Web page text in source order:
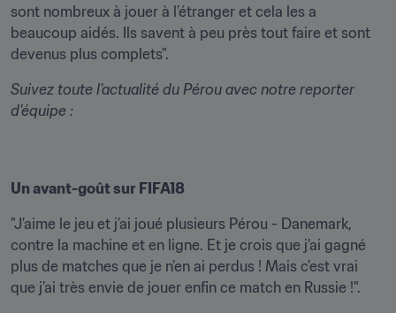
sont nombreux à jouer à l’étranger et cela les a
beaucoup aidés. Ils savent à peu près tout faire et sont
devenus plus complets".
Suivez toute l'actualité du Pérou avec notre reporter
d'équipe :
Un avant-goût sur FIFA18
"J’aime le jeu et j’ai joué plusieurs Pérou - Danemark,
contre la machine et en ligne. Et je crois que j’ai gagné
plus de matches que je n’en ai perdus ! Mais c’est vrai
que j’ai très envie de jouer enfin ce match en Russie !".